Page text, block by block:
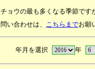
ョウの最も多くなる季節です
い合わせは、 こちらまでお願
年月を選択 年